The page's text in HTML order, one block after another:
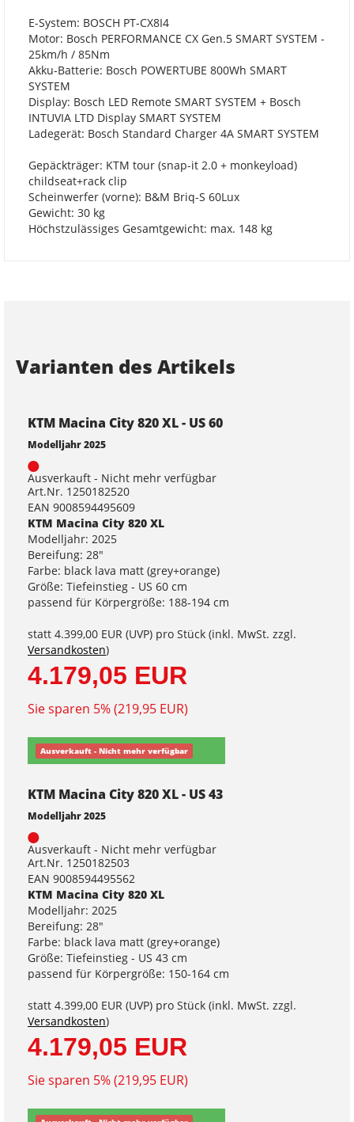
E-System: BOSCH PT-CX8I4
Motor: Bosch PERFORMANCE CX Gen.5 SMART SYSTEM -
25km/h / 85Nm
Akku-Batterie: Bosch POWERTUBE 800Wh SMART
SYSTEM
Display: Bosch LED Remote SMART SYSTEM + Bosch
INTUVIA LTD Display SMART SYSTEM
Ladegerät: Bosch Standard Charger 4A SMART SYSTEM
Gepäckträger: KTM tour (snap-it 2.0 + monkeyload)
childseat+rack clip
Scheinwerfer (vorne): B&M Briq-S 60Lux
Gewicht: 30 kg
Höchstzulässiges Gesamtgewicht: max. 148 kg
Varianten des Artikels
KTM Macina City 820 XL - US 60
Modelljahr 2025
Ausverkauft - Nicht mehr verfügbar
Art.Nr. 1250182520
EAN 9008594495609
KTM Macina City 820 XL
Modelljahr: 2025
Bereifung: 28"
Farbe: black lava matt (grey+orange)
Größe: Tiefeinstieg - US 60 cm
passend für Körpergröße: 188-194 cm
statt 4.399,00 EUR (UVP) pro Stück (inkl. MwSt. zzgl.
Versandkosten)
4.179,05 EUR
Sie sparen 5% (219,95 EUR)
Ausverkauft - Nicht mehr verfügbar
KTM Macina City 820 XL - US 43
Modelljahr 2025
Ausverkauft - Nicht mehr verfügbar
Art.Nr. 1250182503
EAN 9008594495562
KTM Macina City 820 XL
Modelljahr: 2025
Bereifung: 28"
Farbe: black lava matt (grey+orange)
Größe: Tiefeinstieg - US 43 cm
passend für Körpergröße: 150-164 cm
statt 4.399,00 EUR (UVP) pro Stück (inkl. MwSt. zzgl.
Versandkosten)
4.179,05 EUR
Sie sparen 5% (219,95 EUR)